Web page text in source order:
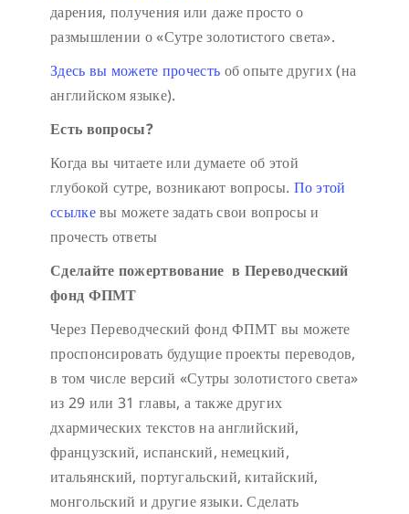
дарения, получения или даже просто о
размышлении о «Сутре золотистого света».
Здесь вы можете прочесть об опыте других (на
английском языке).
Есть вопросы?
Когда вы читаете или думаете об этой
глубокой сутре, возникают вопросы. По этой
ссылкевы можете задать свои вопросы и
прочесть ответы
Сделайте пожертвование в Переводческий
фонд ФПМТ
Через Переводческий фонд ФПМТ вы можете
проспонсировать будущие проекты переводов,
в том числе версий «Сутры золотистого света»
из 29 или 31 главы, а также других
дхармических текстов на английский,
французский, испанский, немецкий,
итальянский, португальский, китайский,
монгольский и другие языки. Сделать